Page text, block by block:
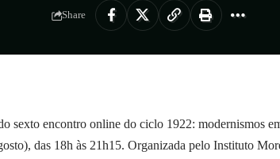
Share
sexto encontro online do ciclo 1922: modernismos
das 18h às 21h15. Organizada pelo Instituto